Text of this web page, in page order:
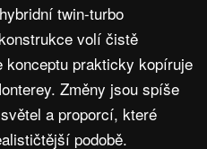
twin-turbo
volí čistě
prakticky kopíruje
Změny jsou spíše
a proporcí, které
podobě.